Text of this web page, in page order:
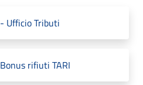
Ufficio Tributi
rifiuti TARI